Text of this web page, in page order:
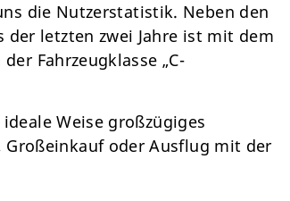
die Nutzerstatistik. Neben den
der letzten zwei Jahre ist mit dem
Fahrzeugklasse „C-
Weise großzügiges
oder Ausflug mit der